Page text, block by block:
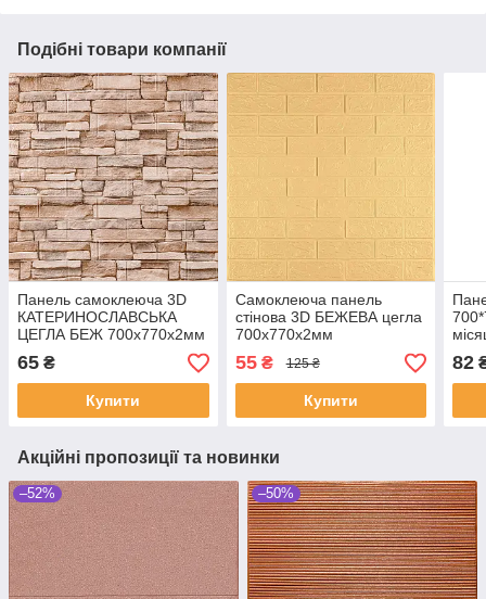
Подібні товари компанії
Панель самоклеюча 3D
КАТЕРИНОСЛАВСЬКА
ЦЕГЛА БЕЖ 700х770х2мм
65 ₴
Купити
Самоклеюча панель
стінова 3D БЕЖЕВА цегла
700х770х2мм
55₴ 125 ₴
Купити
82
Акційні пропозиції та новинки
–52% –50%